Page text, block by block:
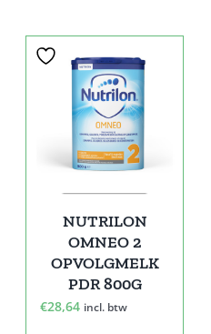
NUTRILON
OMNEO 2
OPVOLGMELK
PDR 800G
€28,64 incl. btw